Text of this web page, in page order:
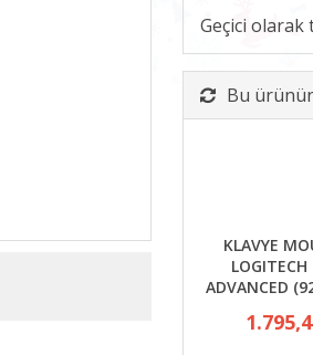
Geçici
Bu
KLAVYE
ADVANCED